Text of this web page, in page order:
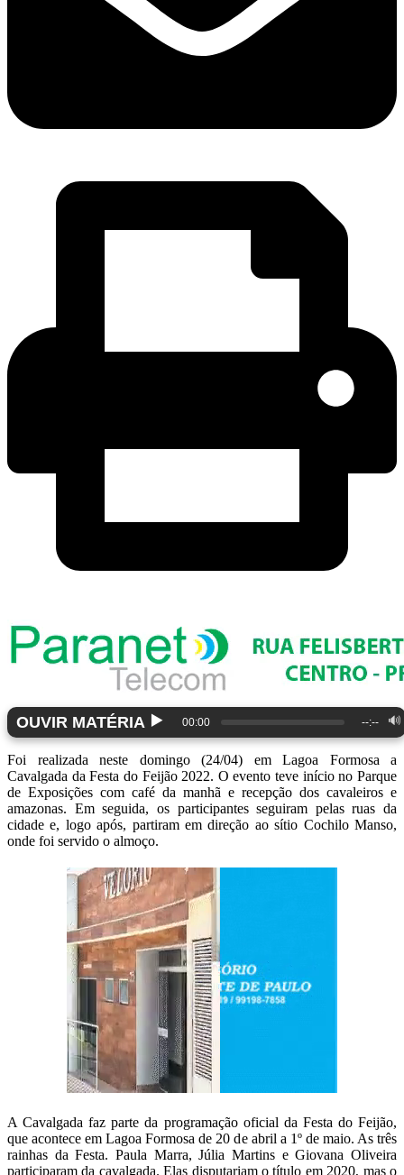
OUVIR MATÉRIA ▶️ 00:00 --:-- 🔊
Foi realizada neste domingo (24/04) em Lagoa Formosa a
Cavalgada da Festa do Feijão 2022. O evento teve início no Parque
de Exposições com café da manhã e recepção dos cavaleiros e
amazonas. Em seguida, os participantes seguiram pelas ruas da
cidade e, logo após, partiram em direção ao sítio Cochilo Manso,
onde foi servido o almoço.
A Cavalgada faz parte da programação oficial da Festa do Feijão,
que acontece em Lagoa Formosa de 20 de abril a 1º de maio. As três
rainhas da Festa. Paula Marra, Júlia Martins e Giovana Oliveira
participaram da cavalgada. Elas disputariam o título em 2020, mas o